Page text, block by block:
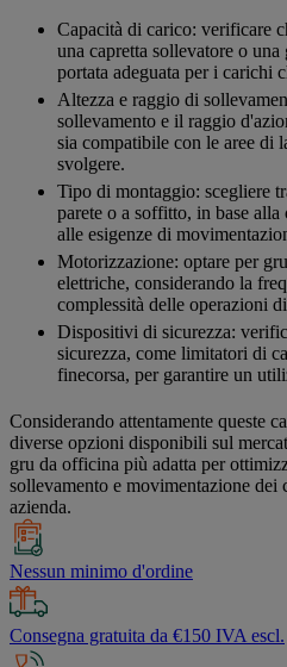
Capacità di carico: verificare
una capretta sollevatore o
portata adeguata per i carichi
Altezza e raggio di
sollevamento e il raggio
sia compatibile con le aree di
svolgere.
Tipo di montaggio: scegliere
parete o a soffitto, in base
alle esigenze di
Motorizzazione: optare per
elettriche, considerando la
complessità delle operazioni
Dispositivi di sicurezza:
sicurezza, come limitatori di
finecorsa, per garantire un
Considerando attentamente queste
diverse opzioni disponibili sul
gru da officina più adatta per
sollevamento e movimentazione
azienda.
Nessun minimo d'ordine
Consegna gratuita da €150 IVA escl.